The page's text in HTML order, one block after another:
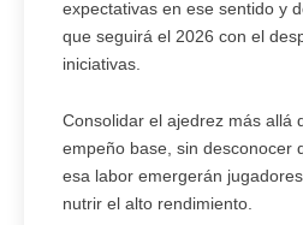
expectativas en ese sentido y
que seguirá el 2026 con el
iniciativas.
Consolidar el ajedrez más allá
empeño base, sin desconocer
esa labor emergerán
nutrir el alto rendimiento.